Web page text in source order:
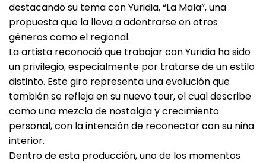
destacando su tema con Yuridia, “La Mala”, una
propuesta que la lleva a adentrarse en otros
géneros como el regional.
La artista reconoció que trabajar con Yuridia ha sido
un privilegio, especialmente por tratarse de un estilo
distinto. Este giro representa una evolución que
también se refleja en su nuevo tour, el cual describe
como una mezcla de nostalgia y crecimiento
personal, con la intención de reconectar con su niña
interior.
Dentro de esta producción, uno de los momentos